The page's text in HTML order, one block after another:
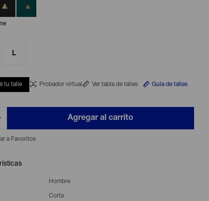
L
tu talle Probador virtual Ver tabla de talles Guía de talles
Agregar al carrito
Hombre
Corta